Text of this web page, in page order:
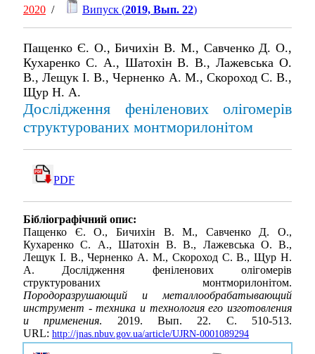
2020 / Випуск (2019, Вып. 22)
Пащенко Є. О., Бичихін В. М., Савченко Д. О.,
Кухаренко С. А., Шатохін В. В., Лажевська О.
В., Лещук І. В., Черненко А. М., Скороход С. В.,
Щур Н. А.
Дослідження феніленових олігомерів
структурованих монтморилонітом
PDF
Бібліографічний опис:
Пащенко Є. О., Бичихін В. М., Савченко Д. О.,
Кухаренко С. А., Шатохін В. В., Лажевська О. В.,
Лещук І. В., Черненко А. М., Скороход С. В., Щур Н.
А. Дослідження феніленових олігомерів
структурованих монтморилонітом.
Породоразрушающий и металлообрабатывающий
инструмент - техника и технология его изготовления
и применения. 2019. Вып. 22. С. 510-513.
URL: http://jnas.nbuv.gov.ua/article/UJRN-0001089294